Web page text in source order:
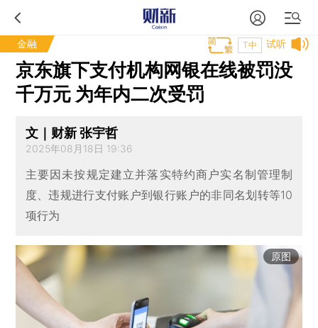
金融 试听
T中
京东旗下支付机构网银在线被罚没
千万元 为年内二次受罚
文｜财新 张宇哲
2025年08月18日 19:36
主要因未按规定建立并落实特约商户实名制管理制
度、违规进行支付账户到银行账户的非同名划转等10
项行为
原图